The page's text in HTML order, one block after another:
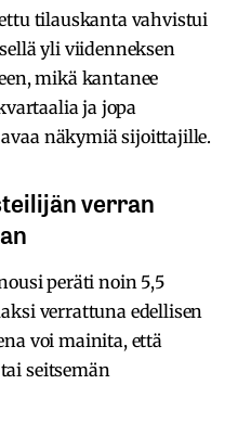
tilauskanta vahvistui
yli viidenneksen
mikä kantanee
ja jopa
näkymiä sijoittajille.
verran
peräti noin 5,5
verrattuna edellisen
voi mainita, että
seitsemän